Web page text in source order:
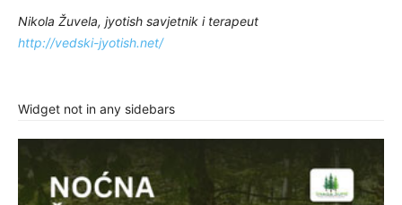
Nikola Žuvela, jyotish savjetnik i terapeut
http://vedski-jyotish.net/
Widget not in any sidebars